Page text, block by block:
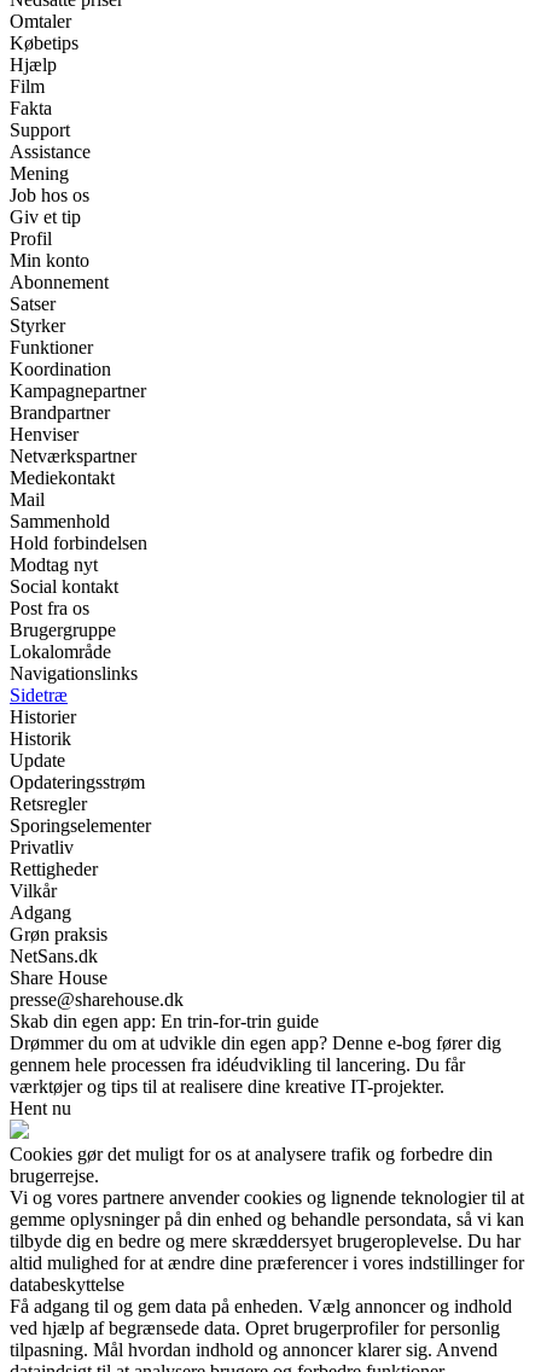
Omtaler
Købetips
Hjælp
Film
Fakta
Support
Assistance
Mening
Job hos os
Giv et tip
Profil
Min konto
Abonnement
Satser
Styrker
Funktioner
Koordination
Kampagnepartner
Brandpartner
Henviser
Netværkspartner
Mediekontakt
Mail
Sammenhold
Hold forbindelsen
Modtag nyt
Social kontakt
Post fra os
Brugergruppe
Lokalområde
Navigationslinks
Sidetræ
Historier
Historik
Update
Opdateringsstrøm
Retsregler
Sporingselementer
Privatliv
Rettigheder
Vilkår
Adgang
Grøn praksis
NetSans.dk
Share House
presse@sharehouse.dk
Skab din egen app: En trin-for-trin guide
Drømmer du om at udvikle din egen app? Denne e-bog fører dig
gennem hele processen fra idéudvikling til lancering. Du får
værktøjer og tips til at realisere dine kreative IT-projekter.
Hent nu
Cookies gør det muligt for os at analysere trafik og forbedre din
brugerrejse.
Vi og vores partnere anvender cookies og lignende teknologier til at
gemme oplysninger på din enhed og behandle persondata, så vi kan
tilbyde dig en bedre og mere skræddersyet brugeroplevelse. Du har
altid mulighed for at ændre dine præferencer i vores indstillinger for
databeskyttelse
Få adgang til og gem data på enheden. Vælg annoncer og indhold
ved hjælp af begrænsede data. Opret brugerprofiler for personlig
tilpasning. Mål hvordan indhold og annoncer klarer sig. Anvend